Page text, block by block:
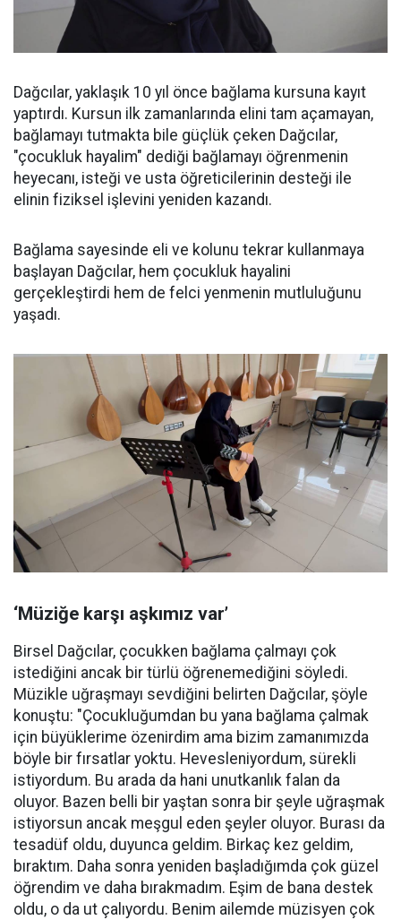
Dağcılar, yaklaşık 10 yıl önce bağlama kursuna kayıt
yaptırdı. Kursun ilk zamanlarında elini tam açamayan,
bağlamayı tutmakta bile güçlük çeken Dağcılar,
"çocukluk hayalim" dediği bağlamayı öğrenmenin
heyecanı, isteği ve usta öğreticilerinin desteği ile
elinin fiziksel işlevini yeniden kazandı.
Bağlama sayesinde eli ve kolunu tekrar kullanmaya
başlayan Dağcılar, hem çocukluk hayalini
gerçekleştirdi hem de felci yenmenin mutluluğunu
yaşadı.
‘Müziğe karşı aşkımız var’
Birsel Dağcılar, çocukken bağlama çalmayı çok
istediğini ancak bir türlü öğrenemediğini söyledi.
Müzikle uğraşmayı sevdiğini belirten Dağcılar, şöyle
konuştu: "Çocukluğumdan bu yana bağlama çalmak
için büyüklerime özenirdim ama bizim zamanımızda
böyle bir fırsatlar yoktu. Hevesleniyordum, sürekli
istiyordum. Bu arada da hani unutkanlık falan da
oluyor. Bazen belli bir yaştan sonra bir şeyle uğraşmak
istiyorsun ancak meşgul eden şeyler oluyor. Burası da
tesadüf oldu, duyunca geldim. Birkaç kez geldim,
bıraktım. Daha sonra yeniden başladığımda çok güzel
öğrendim ve daha bırakmadım. Eşim de bana destek
oldu, o da ut çalıyordu. Benim ailemde müzisyen çok